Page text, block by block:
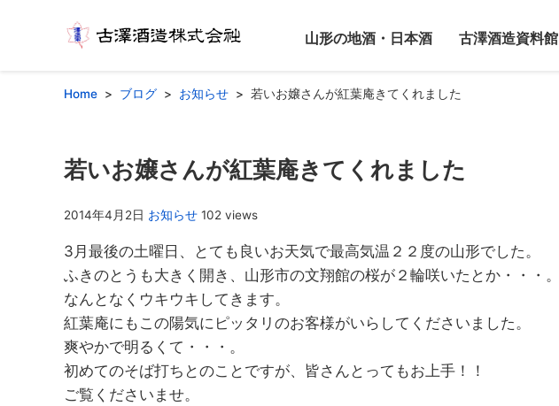
山形の地酒・日本酒 古澤酒造資料館
Home ブログ お知らせ 若いお嬢さんが紅葉庵きてくれました
若いお嬢さんが紅葉庵きてくれました
2014年4月2日 お知らせ 102 views
3月最後の土曜日、とても良いお天気で最高気温２２度の山形でした。
ふきのとうも大きく開き、山形市の文翔館の桜が２輪咲いたとか・・・。
なんとなくウキウキしてきます。
紅葉庵にもこの陽気にピッタリのお客様がいらしてくださいました。
爽やかで明るくて・・・。
初めてのそば打ちとのことですが、皆さんとってもお上手！！
ご覧くださいませ。